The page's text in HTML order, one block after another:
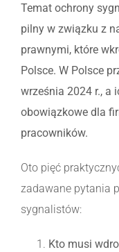
Temat ochrony
pilny w związku z
prawnymi, które
Polsce. W Polsce
września 2024 r., a
obowiązkowe dla
pracowników.
Oto pięć
zadawane pytania
sygnalistów:
Kto musi